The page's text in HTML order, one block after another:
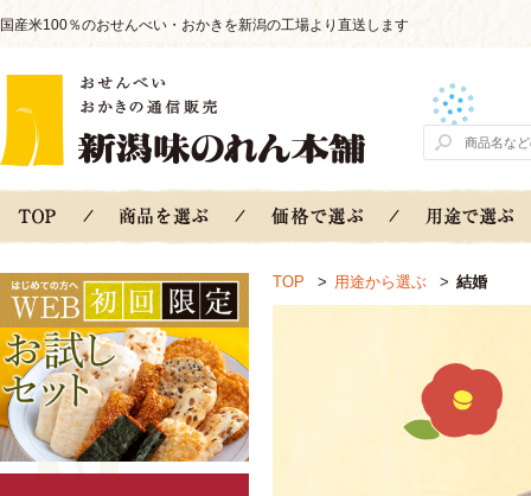
国産米100％のおせんべい・おかきを新潟の工場より直送します
TOP > 用途から選ぶ > 結婚